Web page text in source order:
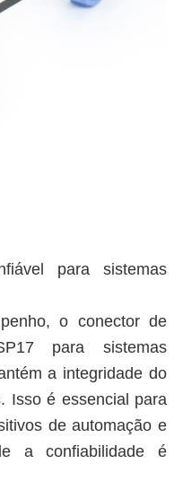
para sistemas
o conector de
para sistemas
a integridade do
Isso é essencial para
de automação e
a confiabilidade é